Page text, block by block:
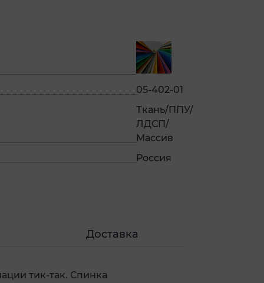
05-402-01
Ткань/ППУ/
ЛДСП/
Массив
Россия
Доставка
тик-так. Спинка